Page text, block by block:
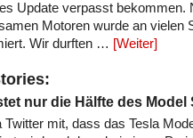
Update verpasst bekommen.
Motoren wurde an vielen
Wir durften … [Weiter]
nur die Hälfte des Model
mit, dass das Tesla